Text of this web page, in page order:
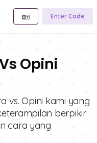
Enter Code
Opini
vs. Opini kami yang
berpikir
cara yang